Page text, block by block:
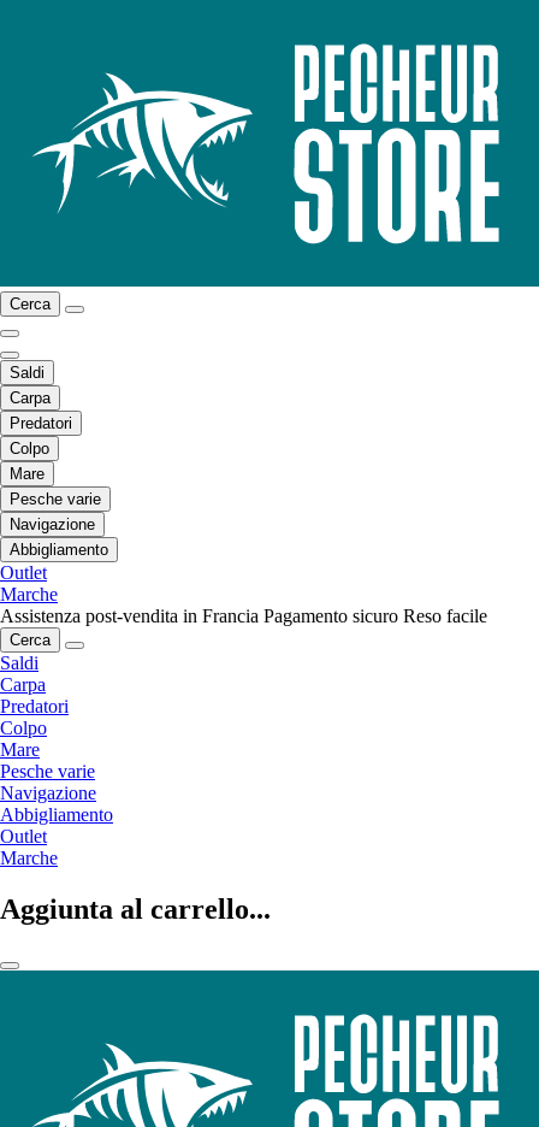
Cerca
Saldi
Carpa
Predatori
Colpo
Mare
Pesche varie
Navigazione
Abbigliamento
Outlet
Marche
Assistenza post-vendita in Francia Pagamento sicuro Reso facile
Cerca
Saldi
Carpa
Predatori
Colpo
Mare
Pesche varie
Navigazione
Abbigliamento
Outlet
Marche
Aggiunta al carrello...